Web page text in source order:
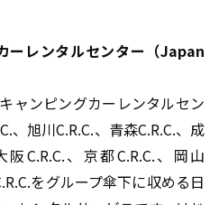
ーレンタルセンター（Japan
ャンピングカーレンタルセン
、旭川C.R.C.、青森C.R.C.、成
阪C.R.C.、京都C.R.C.、岡山
をグループ傘下に収める日